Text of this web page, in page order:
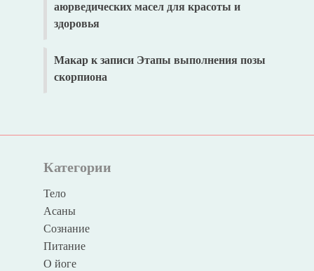
аюрведических масел для красоты и
здоровья
Макарк записи Этапы выполнения позы
скорпиона
Категории
Тело
Асаны
Сознание
Питание
О йоге